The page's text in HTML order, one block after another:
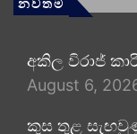
නවතම
අකිල විරාජ්
August 6,
කුස තුළ